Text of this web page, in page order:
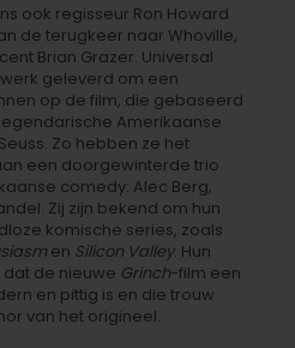
ook regisseur Ron Howard
de terugkeer naar Whoville,
Brian Grazer. Universal
geleverd om een
op de film, die gebaseerd
Amerikaanse
Zo hebben ze het
een doorgewinterde trio
comedy: Alec Berg,
Zij zijn bekend om hun
komische series, zoals
en Silicon Valley. Hun
de nieuwe Grinch-film een
en pittig is en die trouw
van het origineel.